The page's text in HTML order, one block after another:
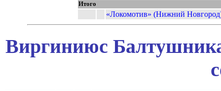
Итого
«Локомотив» (Нижний
Виргиниюс